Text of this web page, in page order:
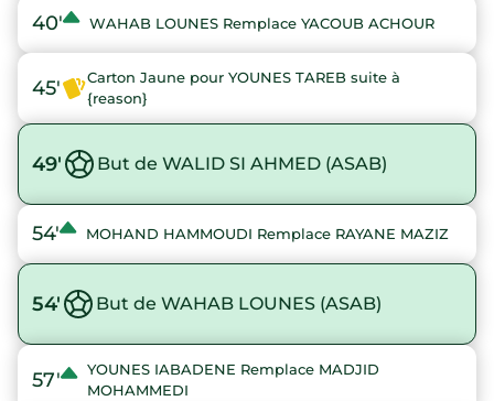
40' WAHAB LOUNES Remplace YACOUB ACHOUR
45'
Carton Jaune pour YOUNES TAREB suite à
{reason}
49' But de WALID SI AHMED (ASAB)
54' MOHAND HAMMOUDI Remplace RAYANE MAZIZ
54' But de WAHAB LOUNES (ASAB)
57'
YOUNES IABADENE Remplace MADJID
MOHAMMEDI